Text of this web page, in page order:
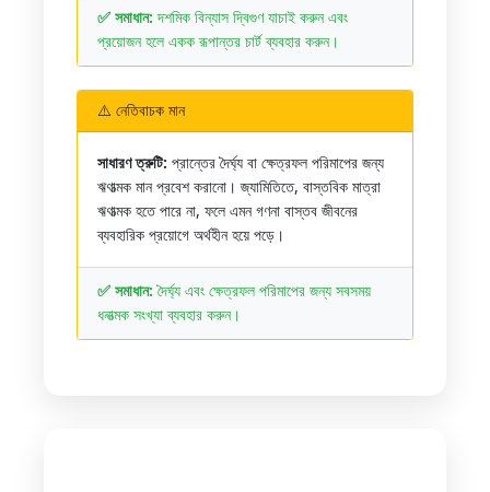
✅ সমাধান: দশমিক বিন্যাস দ্বিগুণ যাচাই করুন এবং
প্রয়োজন হলে একক রূপান্তর চার্ট ব্যবহার করুন।
⚠️ নেতিবাচক মান
সাধারণ ত্রুটি: প্রান্তের দৈর্ঘ্য বা ক্ষেত্রফল পরিমাপের জন্য
ঋণাত্মক মান প্রবেশ করানো। জ্যামিতিতে, বাস্তবিক মাত্রা
ঋণাত্মক হতে পারে না, ফলে এমন গণনা বাস্তব জীবনের
ব্যবহারিক প্রয়োগে অর্থহীন হয়ে পড়ে।
✅ সমাধান: দৈর্ঘ্য এবং ক্ষেত্রফল পরিমাপের জন্য সবসময়
ধনাত্মক সংখ্যা ব্যবহার করুন।